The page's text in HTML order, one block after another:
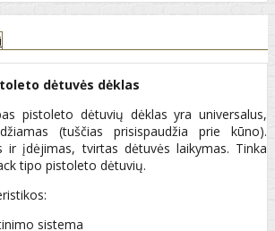
dėtuvės dėklas
pistoleto dėtuvių dėklas yra universalus,
(tuščias prisispaudžia prie kūno).
ir įdėjimas, tvirtas dėtuvės laikymas. Tinka
tipo pistoleto dėtuvių.
sistema